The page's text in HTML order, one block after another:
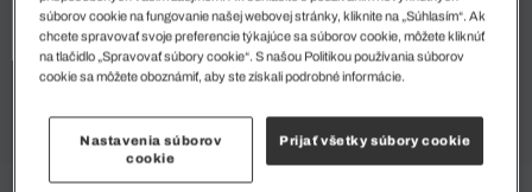
súborov cookie na fungovanie našej webovej stránky, kliknite na „Súhlasím“. Ak
chcete spravovať svoje preferencie týkajúce sa súborov cookie, môžete kliknúť
na tlačidlo „Spravovať súbory cookie“. S našou Politikou používania súborov
cookie sa môžete oboznámiť, aby ste získali podrobné informácie.
Nastavenia súborov
cookie
Prijať všetky súbory cookie